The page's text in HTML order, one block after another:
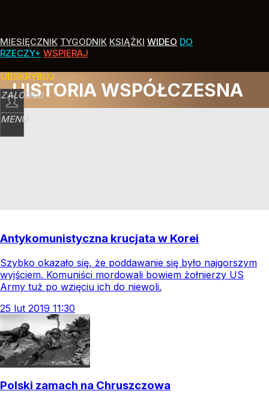
MIESIĘCZNIK TYGODNIK KSIĄŻKI WIDEO DO
RZECZY+ WSPIERAJ
ZALOGUJ
MENU
HISTORIA WSPÓŁCZESNA
Antykomunistyczna krucjata w Korei
Szybko okazało się, że poddawanie się było najgorszym
wyjściem. Komuniści mordowali bowiem żołnierzy US
Army tuż po wzięciu ich do niewoli.
25 lut 2019 11:30
Polski zamach na Chruszczowa